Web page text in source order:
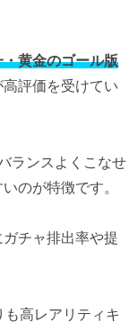
・黄金のゴール版
高評価を受けてい
ランスよくこなせ
のが特徴です。
チャ排出率や提
高レアリティキ